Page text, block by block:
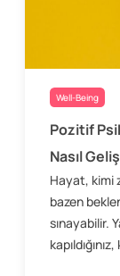
Well-Being
Pozitif
Nasıl
Hayat, kimi
bazen
sınayabilir.